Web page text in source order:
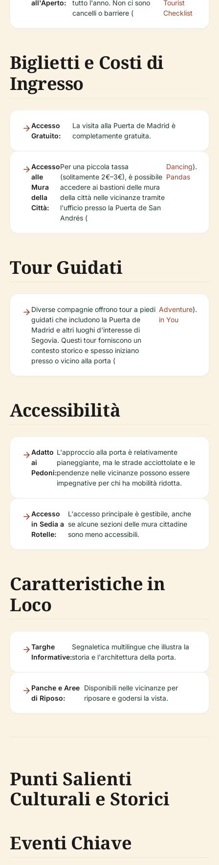
all'Aperto:
tutto l'anno. Non ci sono
cancelli o barriere (
Tourist
Checklist
Biglietti e Costi di
Ingresso
Accesso
Gratuito:
La visita alla Puerta de Madrid è
completamente gratuita.
Accesso
alle
Mura
della
Città:
Per una piccola tassa
(solitamente 2€–3€), è possibile
accedere ai bastioni delle mura
della città nelle vicinanze tramite
l'ufficio presso la Puerta de San
Andrés (
Dancing
Pandas
).
Tour Guidati
Diverse compagnie offrono tour a piedi
guidati che includono la Puerta de
Madrid e altri luoghi d'interesse di
Segovia. Questi tour forniscono un
contesto storico e spesso iniziano
presso o vicino alla porta (
Adventure
in You
).
Accessibilità
Adatto
ai
Pedoni:
L'approccio alla porta è relativamente
pianeggiante, ma le strade acciottolate e le
pendenze nelle vicinanze possono essere
impegnative per chi ha mobilità ridotta.
Accesso
in Sedia a
Rotelle:
L'accesso principale è gestibile, anche
se alcune sezioni delle mura cittadine
sono meno accessibili.
Caratteristiche in
Loco
Targhe
Informative:
Segnaletica multilingue che illustra la
storia e l'architettura della porta.
Panche e Aree
di Riposo:
Disponibili nelle vicinanze per
riposare e godersi la vista.
Punti Salienti
Culturali e Storici
Eventi Chiave